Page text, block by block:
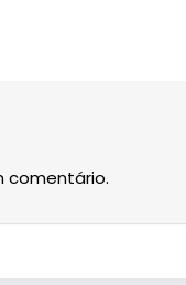
comentário.